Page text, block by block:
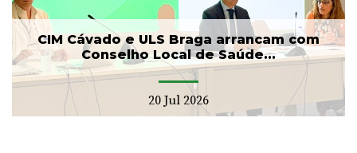
CIM Cávado e ULS Braga arrancam com
Conselho Local de Saúde...
20 Jul 2026